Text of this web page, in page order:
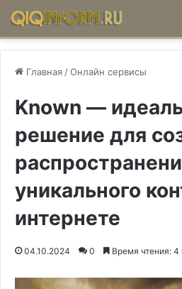
Главная /Онлайн сервисы
Known —
решение для
уникального
интернете
04.10.2024 0 Время чтения: 4